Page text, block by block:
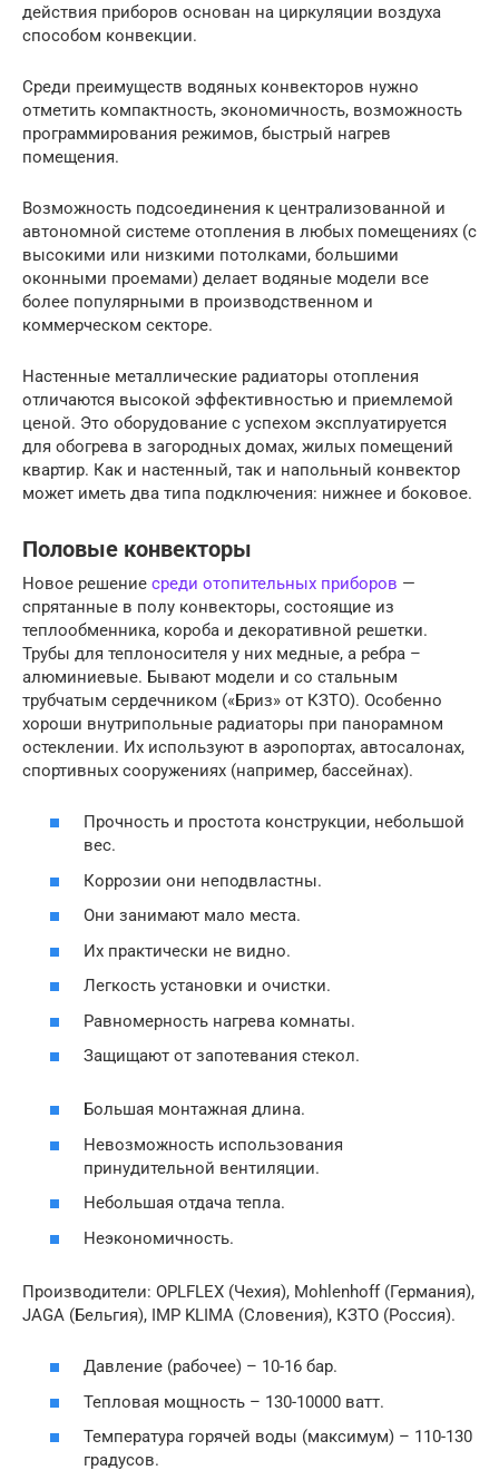
действия приборов основан на циркуляции воздуха
способом конвекции.
Среди преимуществ водяных конвекторов нужно
отметить компактность, экономичность, возможность
программирования режимов, быстрый нагрев
помещения.
Возможность подсоединения к централизованной и
автономной системе отопления в любых помещениях (с
высокими или низкими потолками, большими
оконными проемами) делает водяные модели все
более популярными в производственном и
коммерческом секторе.
Настенные металлические радиаторы отопления
отличаются высокой эффективностью и приемлемой
ценой. Это оборудование с успехом эксплуатируется
для обогрева в загородных домах, жилых помещений
квартир. Как и настенный, так и напольный конвектор
может иметь два типа подключения: нижнее и боковое.
Половые конвекторы
Новое решение среди отопительных приборов —
спрятанные в полу конвекторы, состоящие из
теплообменника, короба и декоративной решетки.
Трубы для теплоносителя у них медные, а ребра –
алюминиевые. Бывают модели и со стальным
трубчатым сердечником («Бриз» от КЗТО). Особенно
хороши внутрипольные радиаторы при панорамном
остеклении. Их используют в аэропортах, автосалонах,
спортивных сооружениях (например, бассейнах).
Прочность и простота конструкции, небольшой
вес.
Коррозии они неподвластны.
Они занимают мало места.
Их практически не видно.
Легкость установки и очистки.
Равномерность нагрева комнаты.
Защищают от запотевания стекол.
Большая монтажная длина.
Невозможность использования
принудительной вентиляции.
Небольшая отдача тепла.
Неэкономичность.
Производители: OPLFLEX (Чехия), Mohlenhoff (Германия),
JAGA (Бельгия), IMP KLIMA (Словения), КЗТО (Россия).
Давление (рабочее) – 10-16 бар.
Тепловая мощность – 130-10000 ватт.
Температура горячей воды (максимум) – 110-130
градусов.